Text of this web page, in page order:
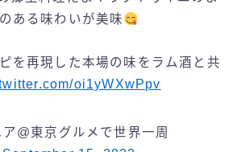
ある味わいが美味
を再現した本場の味をラム酒と共
oi1yWXwPpv
@東京グルメで世界一周